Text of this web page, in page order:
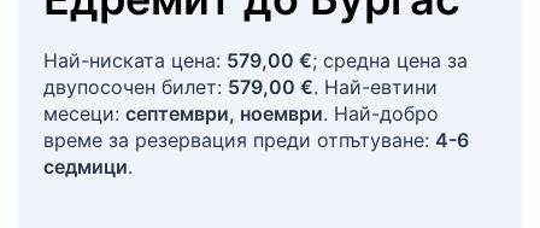
Най-ниската цена: 579,00 €; средна цена за
двупосочен билет: 579,00 €. Най-евтини
месеци: септември, ноември. Най-добро
време за резервация преди отпътуване: 4-6
седмици.